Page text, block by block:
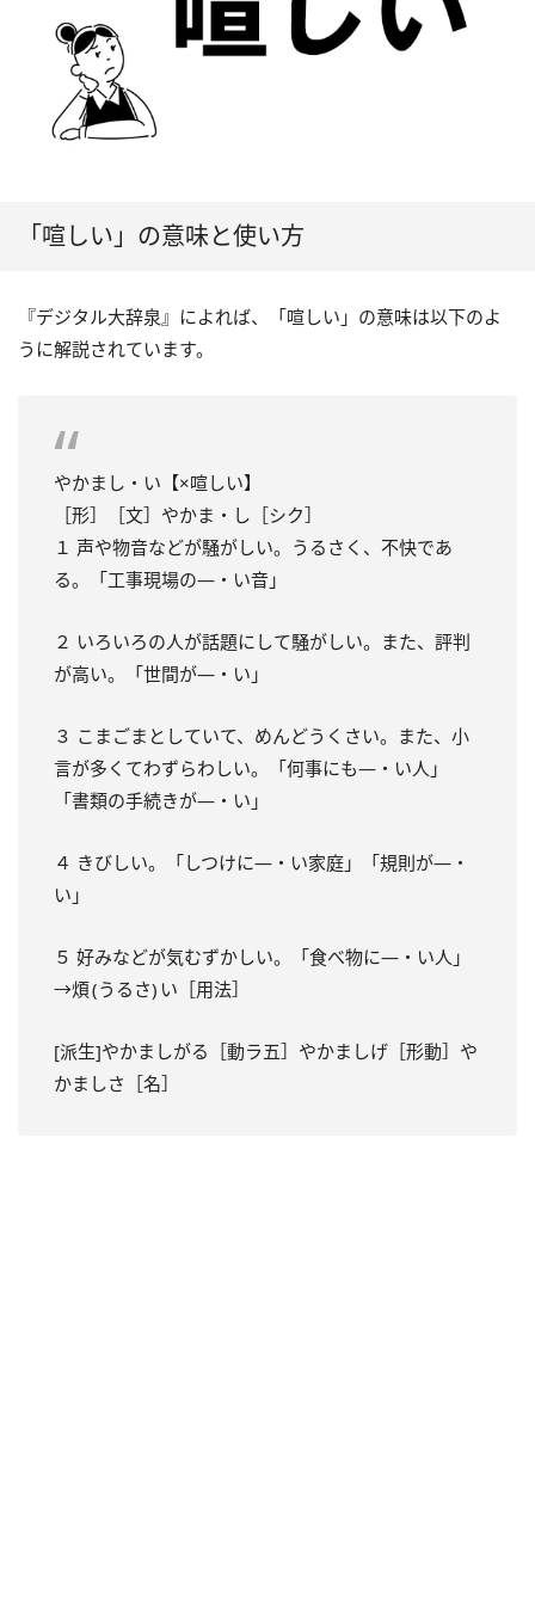
「喧しい」の意味と使い方
『デジタル大辞泉』によれば、「喧しい」の意味は以下のよ
うに解説されています。
やかまし・い【×喧しい】
［形］［文］やかま・し［シク］
１ 声や物音などが騒がしい。うるさく、不快であ
る。「工事現場の―・い音」
２ いろいろの人が話題にして騒がしい。また、評判
が高い。「世間が―・い」
３ こまごまとしていて、めんどうくさい。また、小
言が多くてわずらわしい。「何事にも―・い人」
「書類の手続きが―・い」
４ きびしい。「しつけに―・い家庭」「規則が―・
い」
５ 好みなどが気むずかしい。「食べ物に―・い人」
→煩 (うるさ) い［用法］
[派生]やかましがる［動ラ五］やかましげ［形動］や
かましさ［名］